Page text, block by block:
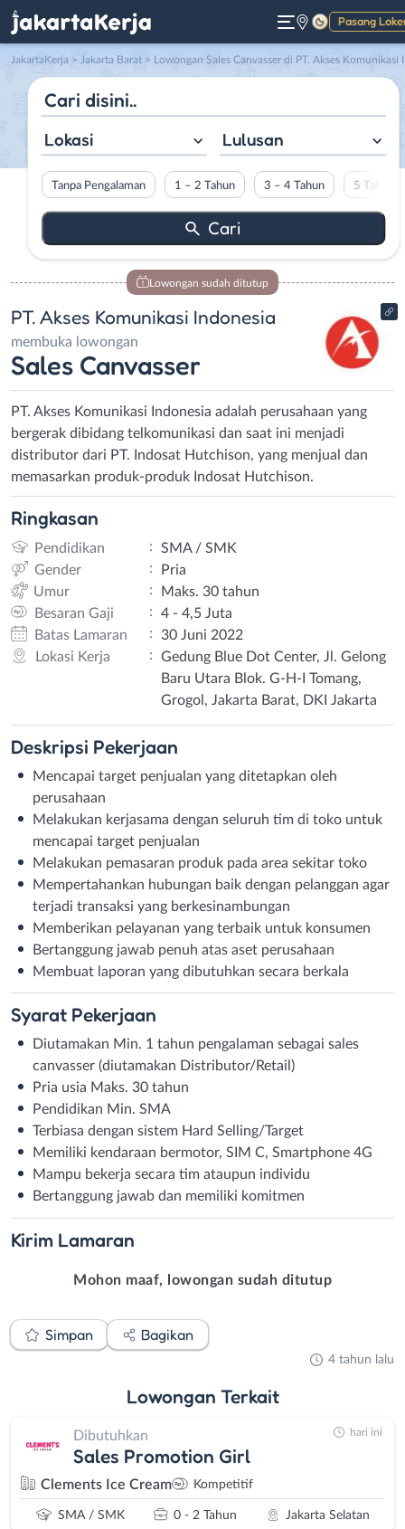
Pasang
Gelap
JakartaKerja > Jakarta Barat > Lowongan Sales Canvasser di PT. Akses Komunikasi Indonesia
Lokasi Lulusan
Tanpa Pengalaman 1 – 2 Tahun 3 – 4 Tahun 5 Tahun
Lowongan sudah ditutup
PT. Akses Komunikasi Indonesia
membuka lowongan
Sales Canvasser
PT. Akses Komunikasi Indonesia adalah perusahaan yang
bergerak dibidang telkomunikasi dan saat ini menjadi
distributor dari PT. Indosat Hutchison, yang menjual dan
memasarkan produk-produk Indosat Hutchison.
Ringkasan
Pendidikan :
SMA / SMK
Gender
:
Pria
Umur
:
Maks. 30 tahun
Besaran Gaji
:
4 - 4,5 Juta
Batas Lamaran
:
30 Juni 2022
Lokasi Kerja
:
Gedung Blue Dot Center, Jl. Gelong
Baru Utara Blok. G-H-I Tomang,
Grogol, Jakarta Barat, DKI Jakarta
Deskripsi Pekerjaan
Mencapai target penjualan yang ditetapkan oleh
perusahaan
Melakukan kerjasama dengan seluruh tim di toko untuk
mencapai target penjualan
Melakukan pemasaran produk pada area sekitar toko
Mempertahankan hubungan baik dengan pelanggan agar
terjadi transaksi yang berkesinambungan
Memberikan pelayanan yang terbaik untuk konsumen
Bertanggung jawab penuh atas aset perusahaan
Membuat laporan yang dibutuhkan secara berkala
Syarat Pekerjaan
Diutamakan Min. 1 tahun pengalaman sebagai sales
canvasser (diutamakan Distributor/Retail)
Pria usia Maks. 30 tahun
Pendidikan Min. SMA
Terbiasa dengan sistem Hard Selling/Target
Memiliki kendaraan bermotor, SIM C, Smartphone 4G
Mampu bekerja secara tim ataupun individu
Bertanggung jawab dan memiliki komitmen
Kirim Lamaran
Mohon maaf, lowongan sudah ditutup
Simpan Bagikan
4 tahun lalu
Lowongan Terkait
Dibutuhkan
Sales Promotion Girl
Clements Ice Cream Kompetitif
SMA / SMK 0 - 2 Tahun Jakarta Selatan
hari ini